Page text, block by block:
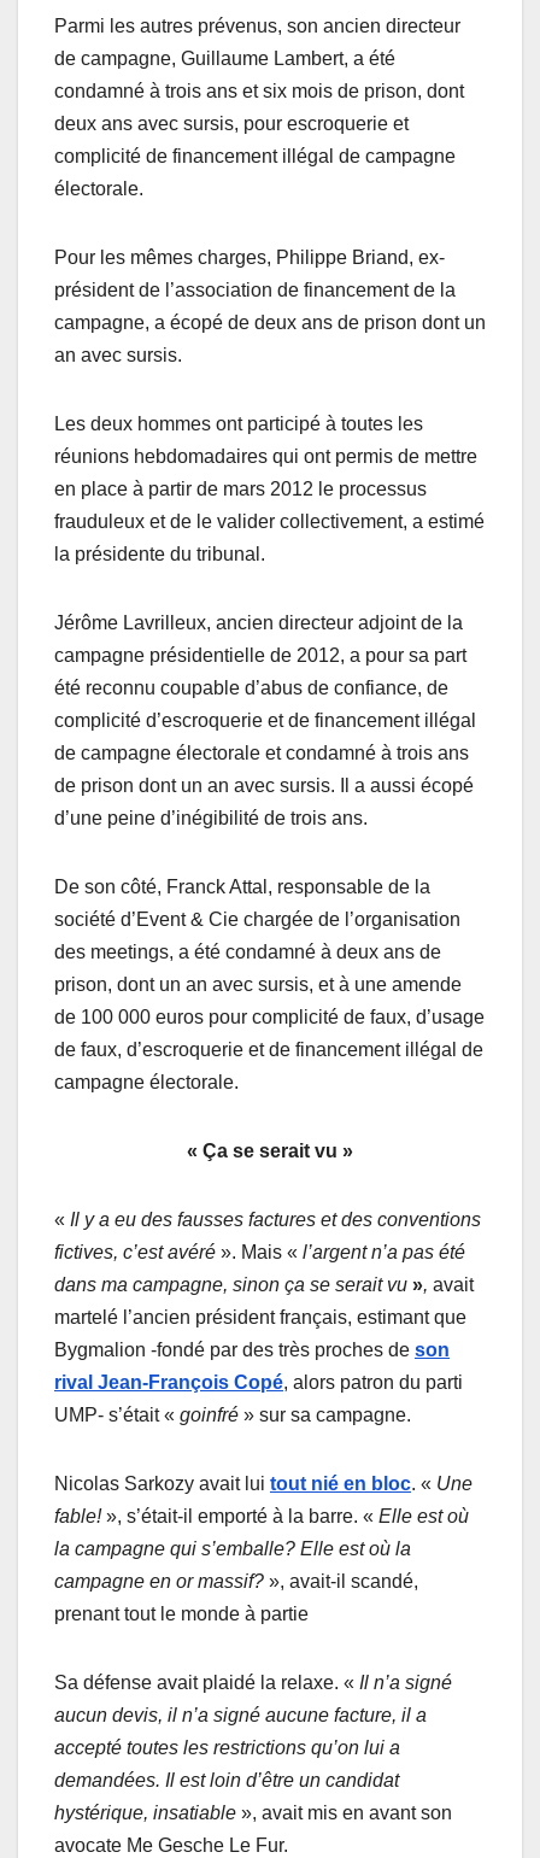
Parmi les autres prévenus, son ancien directeur
de campagne, Guillaume Lambert, a été
condamné à trois ans et six mois de prison, dont
deux ans avec sursis, pour escroquerie et
complicité de financement illégal de campagne
électorale.
Pour les mêmes charges, Philippe Briand, ex-
président de l’association de financement de la
campagne, a écopé de deux ans de prison dont un
an avec sursis.
Les deux hommes ont participé à toutes les
réunions hebdomadaires qui ont permis de mettre
en place à partir de mars 2012 le processus
frauduleux et de le valider collectivement, a estimé
la présidente du tribunal.
Jérôme Lavrilleux, ancien directeur adjoint de la
campagne présidentielle de 2012, a pour sa part
été reconnu coupable d’abus de confiance, de
complicité d’escroquerie et de financement illégal
de campagne électorale et condamné à trois ans
de prison dont un an avec sursis. Il a aussi écopé
d’une peine d’inégibilité de trois ans.
De son côté, Franck Attal, responsable de la
société d’Event & Cie chargée de l’organisation
des meetings, a été condamné à deux ans de
prison, dont un an avec sursis, et à une amende
de 100 000 euros pour complicité de faux, d’usage
de faux, d’escroquerie et de financement illégal de
campagne électorale.
« Ça se serait vu »
« Il y a eu des fausses factures et des conventions
fictives, c’est avéré ». Mais « l’argent n’a pas été
dans ma campagne, sinon ça se serait vu », avait
martelé l’ancien président français, estimant que
Bygmalion -fondé par des très proches de son
rival Jean-François Copé, alors patron du parti
UMP- s’était « goinfré » sur sa campagne.
Nicolas Sarkozy avait lui tout nié en bloc. « Une
fable!», s’était-il emporté à la barre. « Elle est où
la campagne qui s’emballe? Elle est où la
campagne en or massif? », avait-il scandé,
prenant tout le monde à partie
Sa défense avait plaidé la relaxe. « Il n’a signé
aucun devis, il n’a signé aucune facture, il a
accepté toutes les restrictions qu’on lui a
demandées. Il est loin d’être un candidat
hystérique, insatiable », avait mis en avant son
avocate Me Gesche Le Fur.